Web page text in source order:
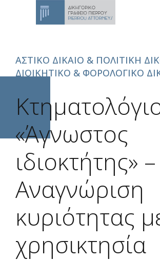
ΑΣΤΙΚΟ ΔΙΚΑΙΟ & ΠΟΛΙΤΙΚΗ
ΔΙΟΙΚΗΤΙΚΟ & ΦΟΡΟΛΟΓΙΚΟ
«Άγνωστος
ιδιοκτήτης» –
Αναγνώριση
κυριότητας
χρησικτησία